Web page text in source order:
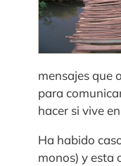
mensajes que
para
hacer si vive
Ha habido
monos) y esta